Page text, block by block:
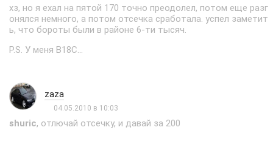
хз, но я ехал на пятой 170 точно преодолел, потом еще разг
онялся немного, а потом отсечка сработала. успел заметит
ь, что бороты были в районе 6-ти тысяч.
P.S. У меня В18С...
zaza
04.05.2010 в 10:03
shuric, отлючай отсечку, и давай за 200